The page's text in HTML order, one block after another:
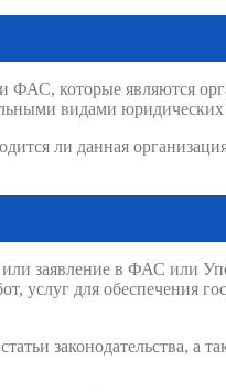
ФАС, которые являются
видами
ли данная
или заявление в ФАС или
услуг для обеспечения
законодательства, а